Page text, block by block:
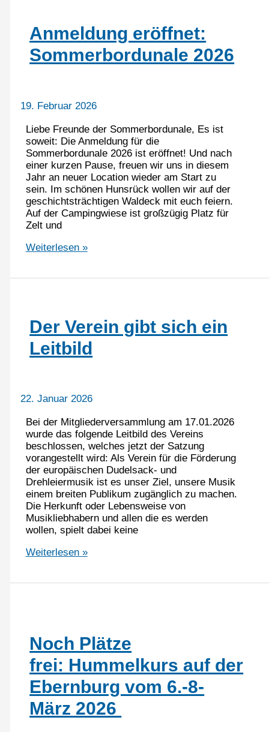
Anmeldung eröffnet:
Sommerbordunale 2026
19. Februar 2026
Liebe Freunde der Sommerbordunale, Es ist
soweit: Die Anmeldung für die
Sommerbordunale 2026 ist eröffnet! Und nach
einer kurzen Pause, freuen wir uns in diesem
Jahr an neuer Location wieder am Start zu
sein. Im schönen Hunsrück wollen wir auf der
geschichtsträchtigen Waldeck mit euch feiern.
Auf der Campingwiese ist großzügig Platz für
Zelt und
Anmeldung
Weiterlesen »
Der Verein gibt sich ein
Leitbild
22. Januar 2026
Bei der Mitgliederversammlung am 17.01.2026
wurde das folgende Leitbild des Vereins
beschlossen, welches jetzt der Satzung
vorangestellt wird: Als Verein für die Förderung
der europäischen Dudelsack- und
Drehleiermusik ist es unser Ziel, unsere Musik
einem breiten Publikum zugänglich zu machen.
Die Herkunft oder Lebensweise von
Musikliebhabern und allen die es werden
wollen, spielt dabei keine
Der
Weiterlesen »
Noch Plätze
frei: Hummelkurs auf der
Ebernburg vom 6.-8-
März 2026